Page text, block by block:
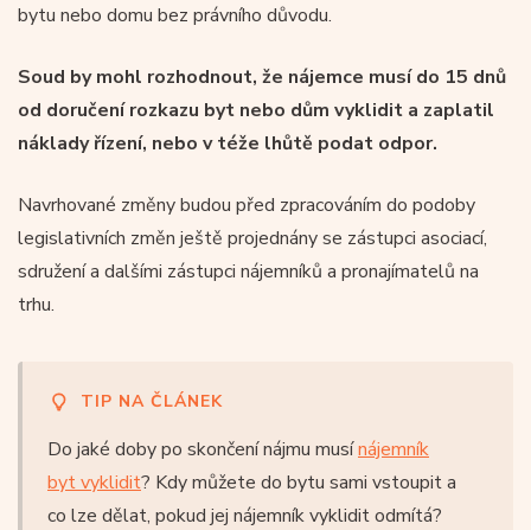
bytu nebo domu bez právního důvodu.
Soud by mohl rozhodnout, že nájemce musí do 15 dnů
od doručení rozkazu byt nebo dům vyklidit a zaplatil
náklady řízení, nebo v téže lhůtě podat odpor.
Navrhované změny budou před zpracováním do podoby
legislativních změn ještě projednány se zástupci asociací,
sdružení a dalšími zástupci nájemníků a pronajímatelů na
trhu.
TIP NA ČLÁNEK
Do jaké doby po skončení nájmu musínájemník
byt vyklidit? Kdy můžete do bytu sami vstoupit a
co lze dělat, pokud jej nájemník vyklidit odmítá?